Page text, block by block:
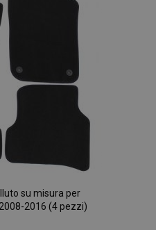
desideri
su misura per
2016 (4 pezzi)